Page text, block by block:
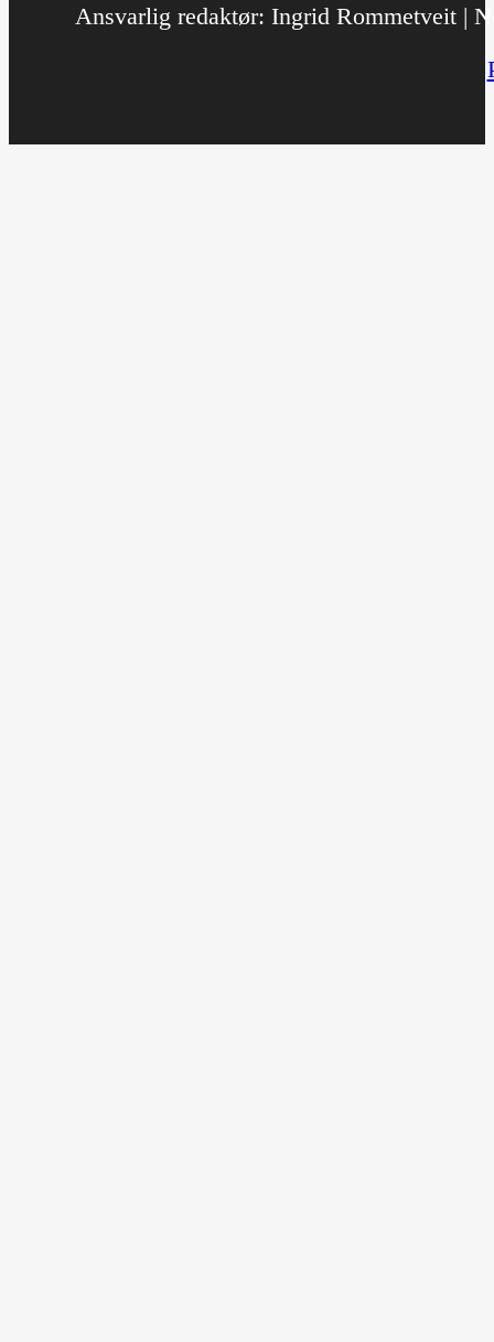
Ansvarlig redaktør: Ingrid Rommetveit |